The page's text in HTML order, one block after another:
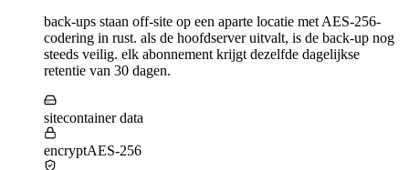
back-ups staan off-site op een aparte locatie met AES-256-
codering in rust. als de hoofdserver uitvalt, is de back-up nog
steeds veilig. elk abonnement krijgt dezelfde dagelijkse
retentie van 30 dagen.
sitecontainer data
encryptAES-256